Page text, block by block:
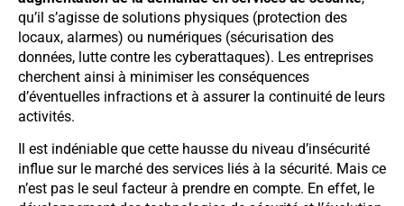
qu’il s’agisse de solutions physiques (protection des
locaux, alarmes) ou numériques (sécurisation des
données, lutte contre les cyberattaques). Les entreprises
cherchent ainsi à minimiser les conséquences
d’éventuelles infractions et à assurer la continuité de leurs
activités.
Il est indéniable que cette hausse du niveau d’insécurité
influe sur le marché des services liés à la sécurité. Mais ce
n’est pas le seul facteur à prendre en compte. En effet, le